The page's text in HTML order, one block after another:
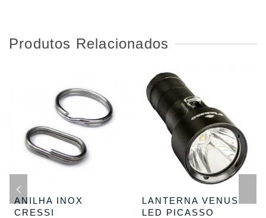
Produtos Relacionados
ANILHA INOX
CRESSI
LANTERNA VENUS
LED PICASSO